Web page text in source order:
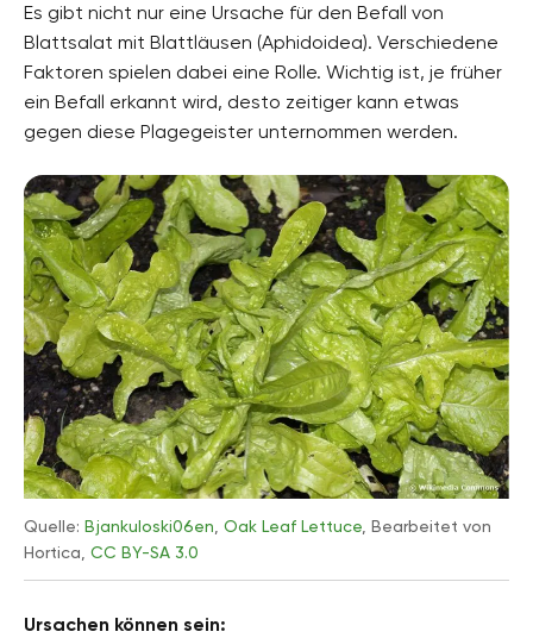
Es gibt nicht nur eine Ursache für den Befall von
Blattsalat mit Blattläusen (Aphidoidea). Verschiedene
Faktoren spielen dabei eine Rolle. Wichtig ist, je früher
ein Befall erkannt wird, desto zeitiger kann etwas
gegen diese Plagegeister unternommen werden.
Quelle: Bjankuloski06en, Oak Leaf Lettuce, Bearbeitet von
Hortica, CC BY-SA 3.0
Ursachen können sein: